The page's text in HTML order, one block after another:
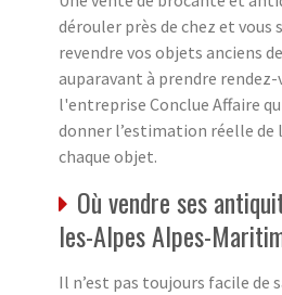
dérouler près de chez et vous
revendre vos objets anciens
auparavant à prendre rendez-
l'entreprise Conclue Affaire
donner l’estimation réelle de
chaque objet.
Où vendre ses
les-Alpes Alpes-
Il n’est pas toujours facile de